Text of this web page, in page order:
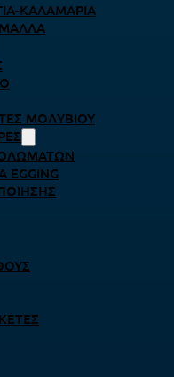
ΚΑΛΑΜΆΡΙΑ
ΜΟΛΥΒΙΟΎ
EGGING